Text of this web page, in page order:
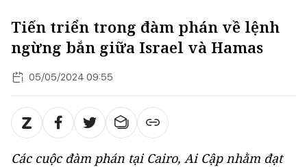
Tiến triển trong đàm phán về lệnh
ngừng bắn giữa Israel và Hamas
05/05/2024 09:55
Các cuộc đàm phán tại Cairo, Ai Cập nhằm đạt